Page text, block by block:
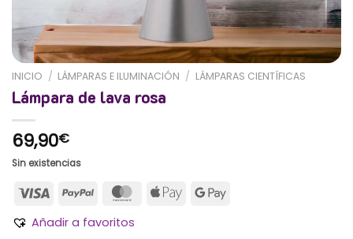
INICIO / LÁMPARAS E ILUMINACIÓN / LÁMPARAS CIENTÍFICAS
Lámpara de lava rosa
69,90€
Sin existencias
Añadir a favoritos